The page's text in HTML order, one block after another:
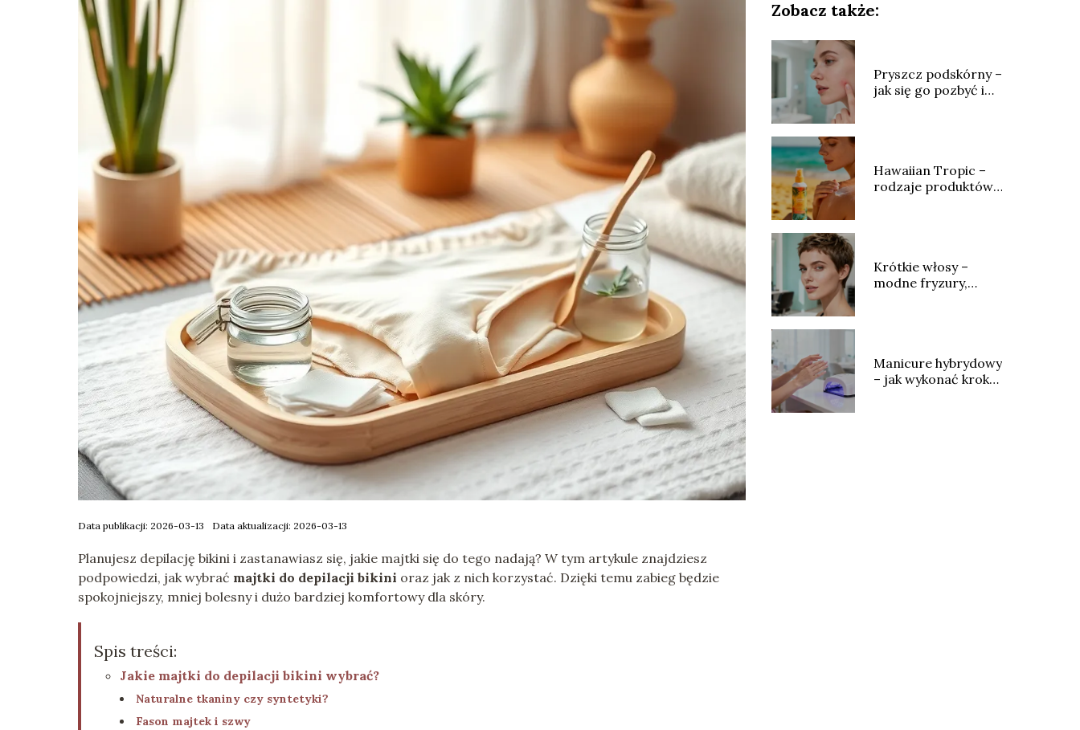
Data publikacji: 2026-03-13 Data aktualizacji: 2026-03-13
Planujesz depilację bikini i zastanawiasz się, jakie majtki się do tego nadają? W tym artykule znajdziesz
podpowiedzi, jak wybrać majtki do depilacji bikini oraz jak z nich korzystać. Dzięki temu zabieg będzie
spokojniejszy, mniej bolesny i dużo bardziej komfortowy dla skóry.
Spis treści:
Jakie majtki do depilacji bikini wybrać?
Naturalne tkaniny czy syntetyki?
Fason majtek i szwy
Zobacz także:
Pryszcz podskórny –
jak się go pozbyć i
Hawaiian Tropic –
rodzaje produktów,
Krótkie włosy –
modne fryzury,
Manicure hybrydowy
– jak wykonać krok